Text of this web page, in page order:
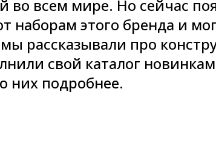
во всем мире. Но сейчас
наборам этого бренда и
рассказывали про
свой каталог
них подробнее.